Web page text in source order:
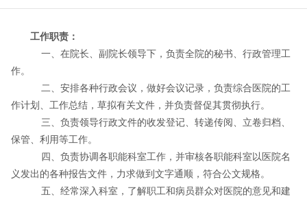
工作职责：
一、在院长、副院长领导下，负责全院的秘书、行政管理工
作。
二、安排各种行政会议，做好会议记录，负责综合医院的工
作计划、工作总结，草拟有关文件，并负责督促其贯彻执行。
三、负责领导行政文件的收发登记、转递传阅、立卷归档、
保管、利用等工作。
四、负责协调各职能科室工作，并审核各职能科室以医院名
义发出的各种报告文件，力求做到文字通顺，符合公文规格。
五、经常深入科室，了解职工和病员群众对医院的意见和建